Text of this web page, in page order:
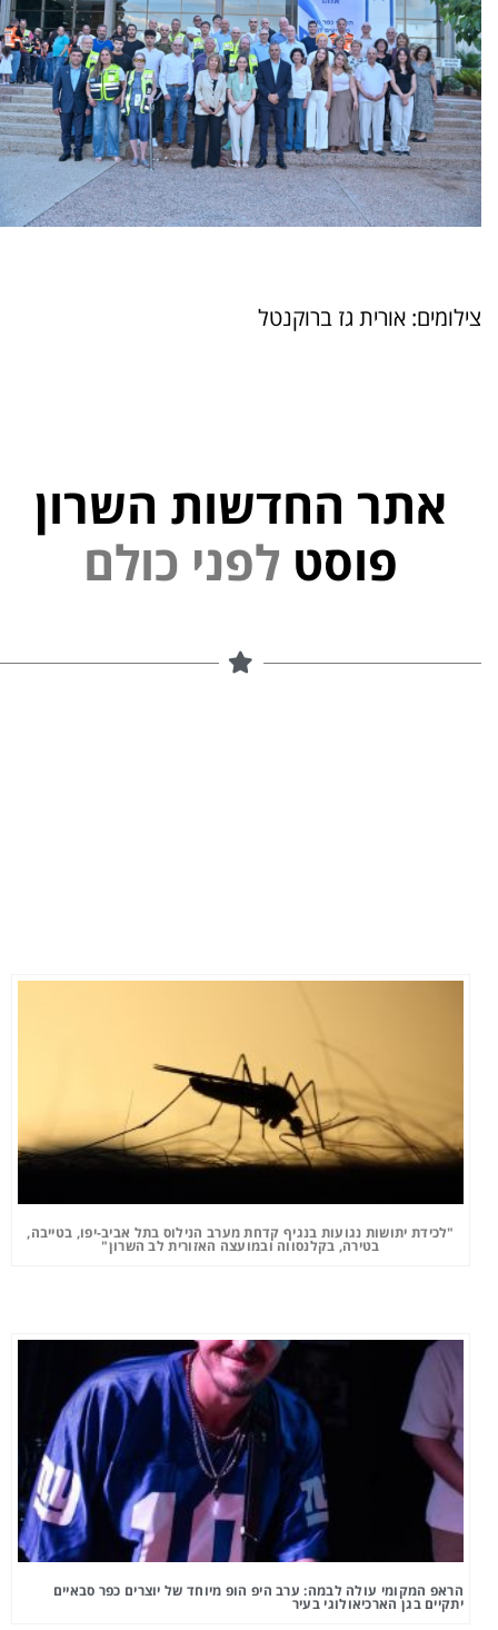
צילומים: אורית גז ברוקנטל
אתר החדשות השרון
פוסט
"לכידת יתושות נגועות בנגיף קדחת מערב הנילוס בתל אביב-יפו, בטייבה,
בטירה, בקלנסווה ובמועצה האזורית לב השרון"
הראפ המקומי עולה לבמה: ערב היפ הופ מיוחד של יוצרים כפר סבאיים
יתקיים בגן הארכיאולוגי בעיר